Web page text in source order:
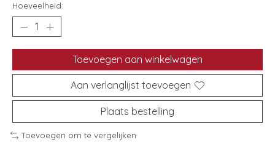
Hoeveelheid:
Toevoegen aan winkelwagen
Aan verlanglijst toevoegen
Plaats bestelling
Toevoegen om te vergelijken